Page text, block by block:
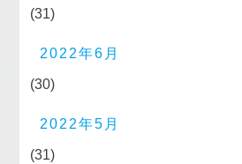
(31)
2022年6月
(30)
2022年5月
(31)